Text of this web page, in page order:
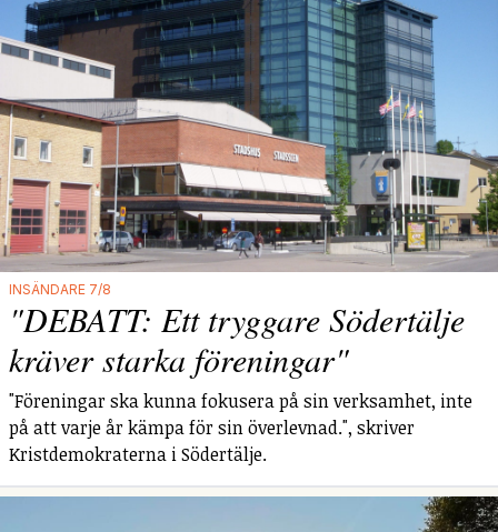
INSÄNDARE 7/8
"DEBATT: Ett tryggare Södertälje
kräver starka föreningar"
"Föreningar ska kunna fokusera på sin verksamhet, inte
på att varje år kämpa för sin överlevnad.", skriver
Kristdemokraterna i Södertälje.